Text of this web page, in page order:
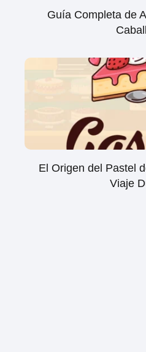
Guía Completa de
El Origen del Pastel
Viaje